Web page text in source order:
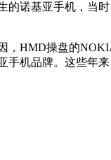
诺基亚手机，当
HMD操盘的
机品牌。这些年